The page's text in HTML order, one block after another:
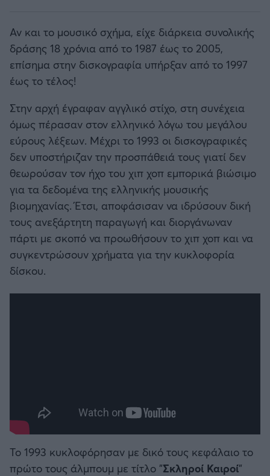
Αν και το μουσικό σχήμα, είχε διάρκεια συνολικής
δράσης 18 χρόνια από το 1987 έως το 2005,
επίσημα στην δισκογραφία υπήρξαν από το 1997
έως το τέλος!
Στην αρχή έγραφαν αγγλικό στίχο, στη συνέχεια
όμως πέρασαν στον ελληνικό λόγω του μεγάλου
εύρους λέξεων. Μέχρι το 1993 οι δισκογραφικές
δεν υποστήριζαν την προσπάθειά τους γιατί δεν
θεωρούσαν τον ήχο του χιπ χοπ εμπορικά βιώσιμο
για τα δεδομένα της ελληνικής μουσικής
βιομηχανίας. Έτσι, αποφάσισαν να ιδρύσουν δική
τους ανεξάρτητη παραγωγή και διοργάνωναν
πάρτι με σκοπό να προωθήσουν το χιπ χοπ και να
συγκεντρώσουν χρήματα για την κυκλοφορία
δίσκου.
Το 1993 κυκλοφόρησαν με δικό τους κεφάλαιο το
πρώτο τους άλμπουμ με τίτλο "Σκληροί Καιροί"